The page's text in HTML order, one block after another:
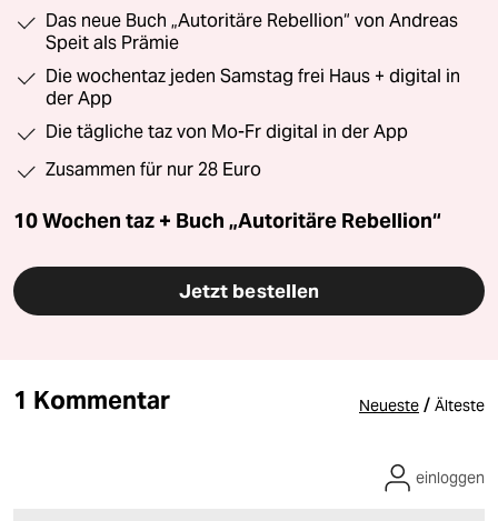
Das neue Buch „Autoritäre Rebellion“ von Andreas
Speit als Prämie
Die wochentaz jeden Samstag frei Haus + digital in
der App
Die tägliche taz von Mo-Fr digital in der App
Zusammen für nur 28 Euro
10 Wochen taz + Buch „Autoritäre Rebellion“
Jetzt bestellen
1 Kommentar Neueste / Älteste
einloggen